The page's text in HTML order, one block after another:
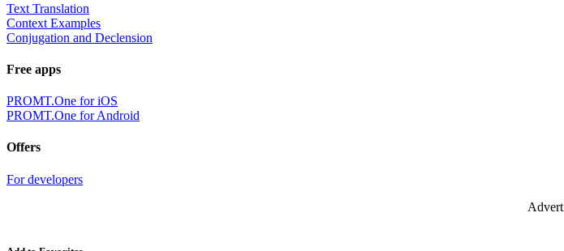
Text Translation
Context Examples
Conjugation and Declension
Free apps
PROMT.One for iOS
PROMT.One for Android
Offers
For developers
Advert